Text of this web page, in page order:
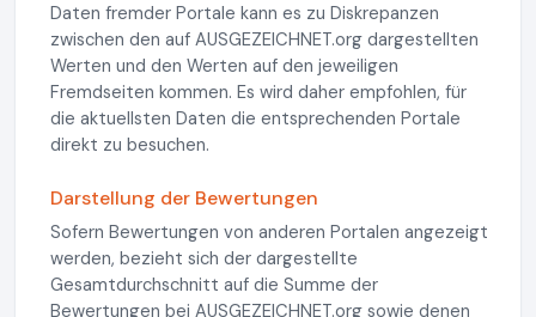
Daten fremder Portale kann es zu Diskrepanzen
zwischen den auf AUSGEZEICHNET.org dargestellten
Werten und den Werten auf den jeweiligen
Fremdseiten kommen. Es wird daher empfohlen, für
die aktuellsten Daten die entsprechenden Portale
direkt zu besuchen.
Darstellung der Bewertungen
Sofern Bewertungen von anderen Portalen angezeigt
werden, bezieht sich der dargestellte
Gesamtdurchschnitt auf die Summe der
Bewertungen bei AUSGEZEICHNET.org sowie denen